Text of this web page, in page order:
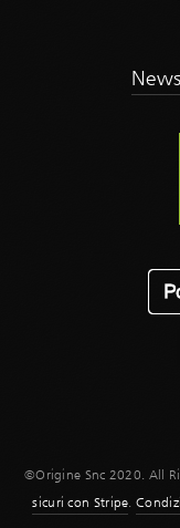
News
©Origine Snc 2020. All
sicuri con Stripe .